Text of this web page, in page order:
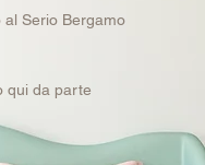
Serio Bergamo
qui da parte